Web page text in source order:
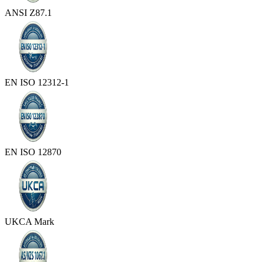
ANSI Z87.1
EN ISO 12312-1
EN ISO 12870
UKCA Mark